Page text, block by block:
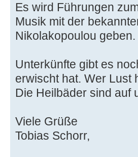
Es wird Führungen
Musik mit der
Nikolakopoulou geben.
Unterkünfte gibt es
erwischt hat. Wer Lust
Die Heilbäder sind auf
Viele Grüße
Tobias Schorr,